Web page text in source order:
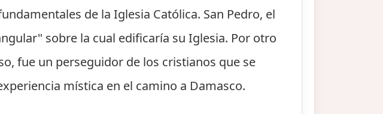
de la Iglesia Católica. San Pedro, el
sobre la cual edificaría su Iglesia. Por otro
fue un perseguidor de los cristianos que se
mística en el camino a Damasco.